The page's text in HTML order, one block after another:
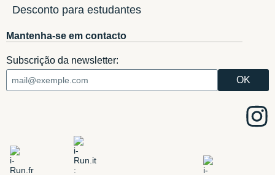
Desconto para estudantes
Mantenha-se em contacto
Subscrição da newsletter: